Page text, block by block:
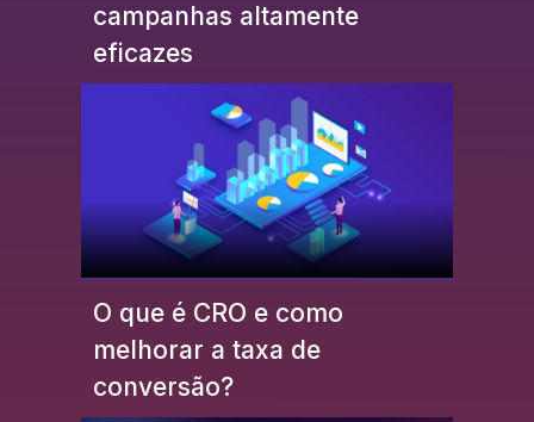
campanhas altamente
eficazes
O que é CRO e como
melhorar a taxa de
conversão?